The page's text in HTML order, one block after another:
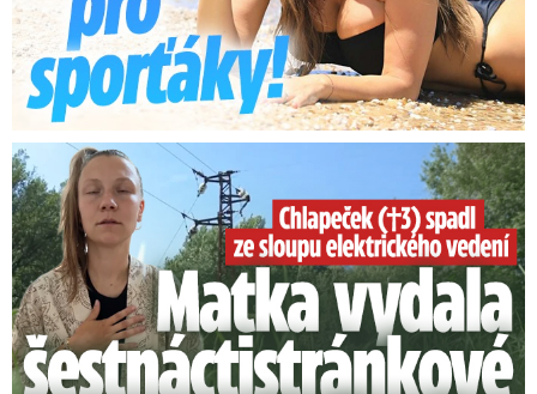
Smrtelný pád chlapce: Matka vydala vyjádření na 16 stran